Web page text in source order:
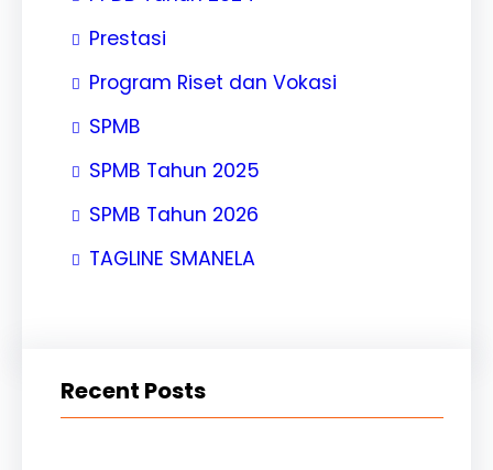
Prestasi
Program Riset dan Vokasi
SPMB
SPMB Tahun 2025
SPMB Tahun 2026
TAGLINE SMANELA
Recent Posts